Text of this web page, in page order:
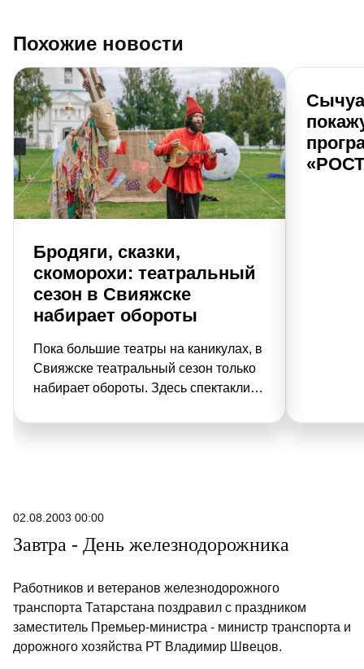
Похожие новости
Бродяги, сказки,
скоморохи: театральный
сезон в Свияжске
набирает обороты
Пока большие театры на каникулах, в
Свияжске театральный сезон только
набирает обороты. Здесь спектакли
привычных декораций –
02.08.2003 00:00
Завтра - День железнодорожника
Работников и ветеранов железнодорожного
транспорта Татарстана поздравил с праздником
заместитель Премьер-министра - министр транспорта и
дорожного хозяйства РТ Владимир Швецов.